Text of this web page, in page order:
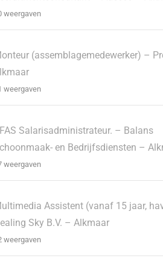
weergaven
(assemblagemedewerker) –
weergaven
Salarisadministrateur. – Balans
en Bedrijfsdiensten –
weergaven
Assistent (vanaf 15 jaar,
Sky B.V. – Alkmaar
weergaven